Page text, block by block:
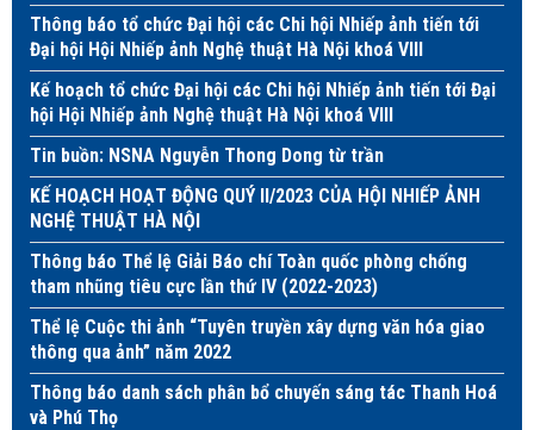
Thông báo tổ chức Đại hội các Chi hội Nhiếp ảnh tiến tới
Đại hội Hội Nhiếp ảnh Nghệ thuật Hà Nội khoá VIII
Kế hoạch tổ chức Đại hội các Chi hội Nhiếp ảnh tiến tới Đại
hội Hội Nhiếp ảnh Nghệ thuật Hà Nội khoá VIII
Tin buồn: NSNA Nguyễn Thong Dong từ trần
KẾ HOẠCH HOẠT ĐỘNG QUÝ II/2023 CỦA HỘI NHIẾP ẢNH
NGHỆ THUẬT HÀ NỘI
Thông báo Thể lệ Giải Báo chí Toàn quốc phòng chống
tham nhũng tiêu cực lần thứ IV (2022-2023)
Thể lệ Cuộc thi ảnh “Tuyên truyền xây dựng văn hóa giao
thông qua ảnh” năm 2022
Thông báo danh sách phân bổ chuyến sáng tác Thanh Hoá
và Phú Thọ